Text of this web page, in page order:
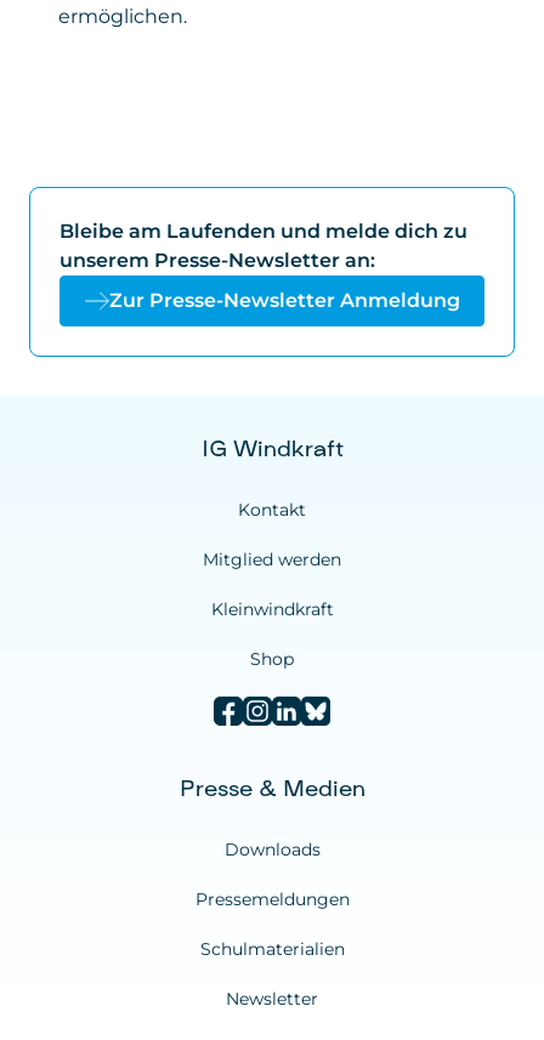
ermöglichen.
Bleibe am Laufenden und melde dich zu
unserem Presse-Newsletter an:
Zur Presse-Newsletter Anmeldung
IG Windkraft
Kontakt
Mitglied werden
Kleinwindkraft
Shop
Presse & Medien
Downloads
Pressemeldungen
Schulmaterialien
Newsletter